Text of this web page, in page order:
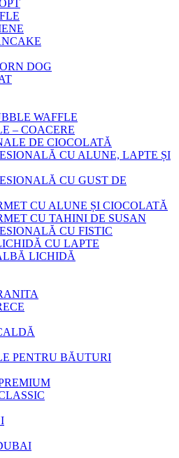
DOG
WAFFLE
– COACERE
DE CIOCOLATĂ
CU ALUNE, LAPTE ȘI
CU GUST DE
CU ALUNE ȘI CIOCOLATĂ
CU TAHINI DE SUSAN
CU FISTIC
CU LAPTE
LICHIDĂ
PENTRU BĂUTURI